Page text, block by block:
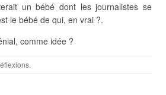
un bébé dont les journalistes se
le bébé de qui, en vrai ?.
comme idée ?
.